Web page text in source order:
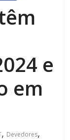
e
em
, Devedores,